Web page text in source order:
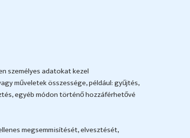
személyes adatokat kezel
műveletek összessége, például: gyűjtés,
egyéb módon történő hozzáférhetővé
megsemmisítését, elvesztését,